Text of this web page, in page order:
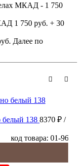
МКАД - 1 750
1 750 руб. + 30
Далее по
белый 138 8370 ₽ /
код товара: 01-96